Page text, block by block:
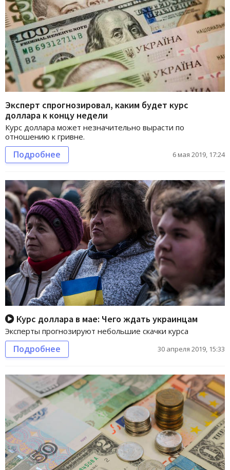
Эксперт спрогнозировал, каким будет курс
доллара к концу недели
Курс доллара может незначительно вырасти по
отношению к гривне.
Подробнее 6 мая 2019, 17:24
Курс доллара в мае: Чего ждать украинцам
Эксперты прогнозируют небольшие скачки курса
Подробнее 30 апреля 2019, 15:33